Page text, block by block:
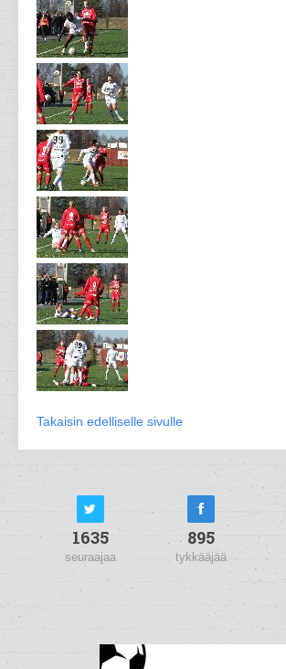
Takaisin edelliselle sivulle
1635
seuraajaa
895
tykkääjää